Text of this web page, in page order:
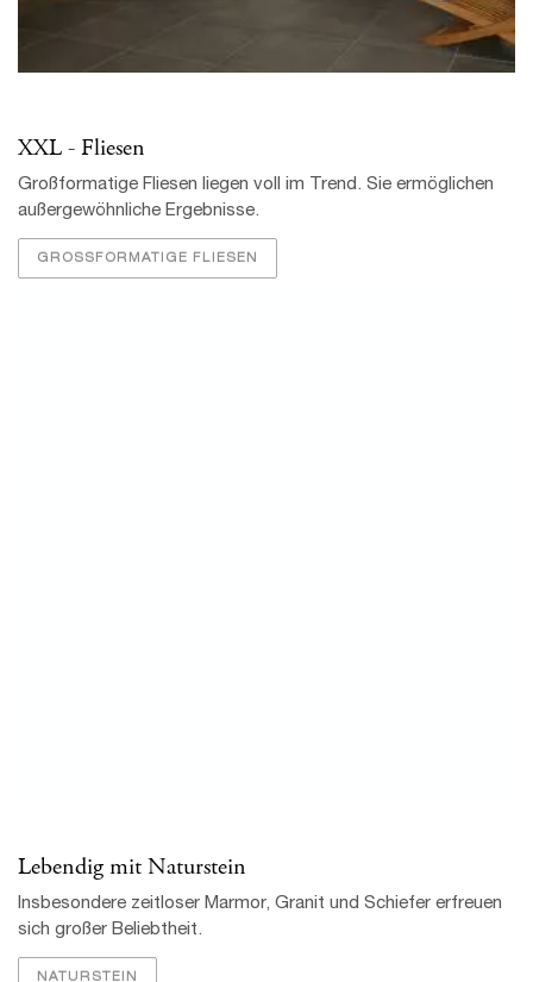
XXL - Fliesen
Großformatige Fliesen liegen voll im Trend. Sie ermöglichen
außergewöhnliche Ergebnisse.
GROSSFORMATIGE FLIESEN